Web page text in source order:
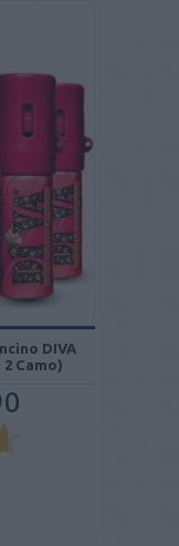
DIVA
2 Camo)